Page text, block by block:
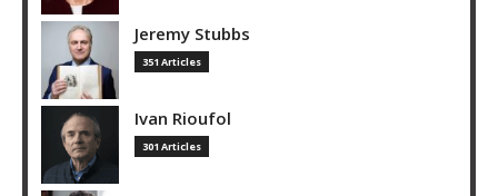
Jeremy Stubbs
351 Articles
Ivan Rioufol
301 Articles